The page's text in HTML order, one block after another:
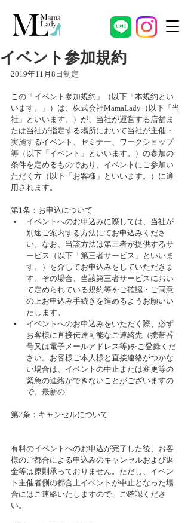
イベント参加規約
2019年11月8日制定
この「イベント参加規約」（以下「本規約とい
います。」）は、株式会社MamaLady（以下「当
社」といいます。）が、当社が運営する店舗ま
たは当社が指定する場所において当社が主催・
実施するイベント、セミナー、ワークショップ
等（以下「イベント」といいます。）の参加の
条件を定めるものであり、イベントにご参加い
ただく方（以下「お客様」といいます。）に適
用されます。
第1条：お申込について
イベントへのお申込みに際しては、当社が
別途ご案内する方法にてお申込みくださ
い。なお、当該方法は第三者が提供するサ
ービス（以下「第三者サービス」といいま
す。）を介してお申込みをしていただきま
す。その場合、当該第三者サービスにおい
て定められている規約等をご確認・ご同意
の上お申込み手続きを進めるようお願いい
たします。
イベントへのお申込みをいただく際、必ず
お客様に直接伝達可能なご連絡先（携帯番
号又は電子メールアドレス等)をご登録くだ
さい。お客様ご本人様と直接連絡がつかな
い場合は、イベントの中止または変更等の
緊急の連絡ができないことがございますの
で、最新の
第2条：キャンセルについて
有料のイベントへのお申込が完了した後、お客
様のご都合による申込みのキャンセルおよび返
金等は原則承っておりません。ただし、イベン
ト主催者側の都合上イベントが中止となった場
合にはご連絡いたしますので、ご確認くださ
い。